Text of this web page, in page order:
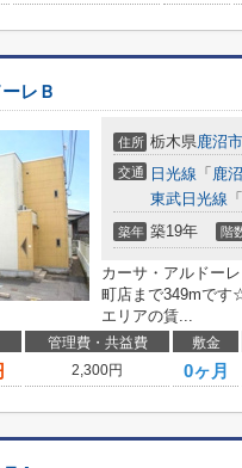
レＢ
住所 栃木県鹿沼市
交通 日光線 「 鹿沼
東武日光線 「
築年 築19年 階
カーサ・アルドー
町店まで349mで
エリアの賃...
管理費・共益費 敷金
2,300円 0ヶ月